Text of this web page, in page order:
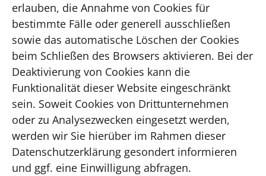
erlauben, die Annahme von Cookies für
bestimmte Fälle oder generell ausschließen
sowie das automatische Löschen der Cookies
beim Schließen des Browsers aktivieren. Bei der
Deaktivierung von Cookies kann die
Funktionalität dieser Website eingeschränkt
sein. Soweit Cookies von Drittunternehmen
oder zu Analysezwecken eingesetzt werden,
werden wir Sie hierüber im Rahmen dieser
Datenschutzerklärung gesondert informieren
und ggf. eine Einwilligung abfragen.